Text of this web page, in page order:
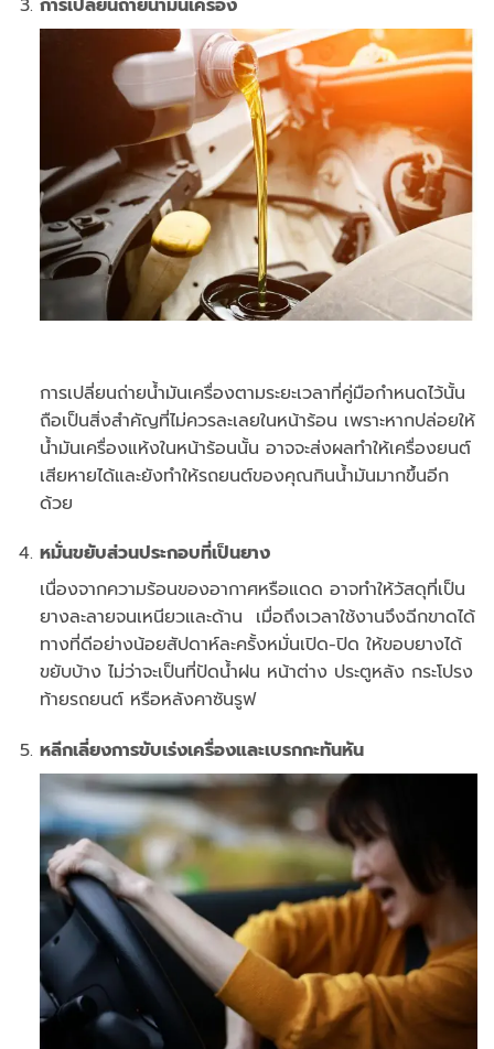
การเปลี่ยนถ่ายน้ำมันเครื่อง
การเปลี่ยนถ่ายน้ำมันเครื่องตามระยะเวลาที่คู่มือกำหนดไว้นั้น
ถือเป็นสิ่งสำคัญที่ไม่ควรละเลยในหน้าร้อน เพราะหากปล่อยให้
น้ำมันเครื่องแห้งในหน้าร้อนนั้น อาจจะส่งผลทำให้เครื่องยนต์
เสียหายได้และยังทำให้รถยนต์ของคุณกินน้ำมันมากขึ้นอีก
ด้วย
หมั่นขยับส่วนประกอบที่เป็นยาง
เนื่องจากความร้อนของอากาศหรือแดด อาจทำให้วัสดุที่เป็น
ยางละลายจนเหนียวและด้าน เมื่อถึงเวลาใช้งานจึงฉีกขาดได้
ทางที่ดีอย่างน้อยสัปดาห์ละครั้งหมั่นเปิด-ปิด ให้ขอบยางได้
ขยับบ้าง ไม่ว่าจะเป็นที่ปัดน้ำฝน หน้าต่าง ประตูหลัง กระโปรง
ท้ายรถยนต์ หรือหลังคาซันรูฟ
หลีกเลี่ยงการขับเร่งเครื่องและเบรกกะทันหัน